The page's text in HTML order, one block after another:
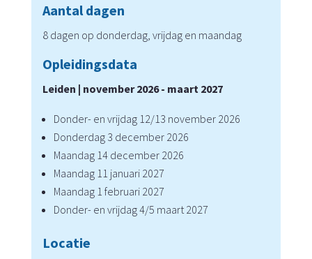
Aantal dagen
8 dagen op donderdag, vrijdag en maandag
Opleidingsdata
Leiden | november 2026 - maart 2027
Donder- en vrijdag 12/13 november 2026
Donderdag 3 december 2026
Maandag 14 december 2026
Maandag 11 januari 2027
Maandag 1 februari 2027
Donder- en vrijdag 4/5 maart 2027
Locatie